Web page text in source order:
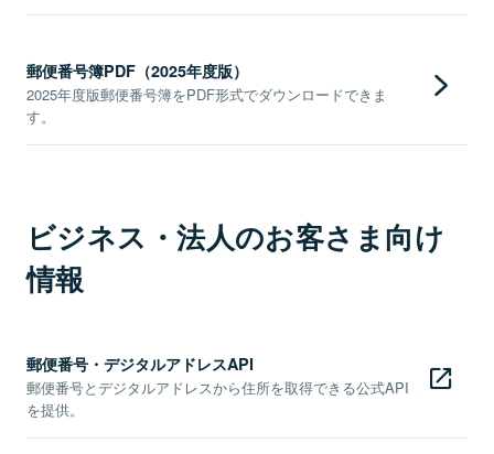
郵便番号簿PDF（2025年度版）
2025年度版郵便番号簿をPDF形式でダウンロードできま
す。
ビジネス・法人のお客さま向け
情報
郵便番号・デジタルアドレスAPI
郵便番号とデジタルアドレスから住所を取得できる公式API
を提供。